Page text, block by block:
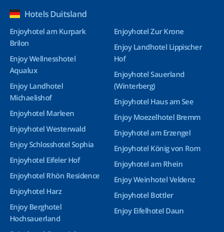
Hotels Duitsland
Enjoyhotel am Kurpark
Brilon
Enjoy Wellnesshotel
Aqualux
Enjoy Landhotel
Michaelishof
Enjoyhotel Marleen
Enjoyhotel Westerwald
Enjoy Schlosshotel Sophia
Enjoyhotel Eifeler Hof
Enjoyhotel Rhön Residence
Enjoyhotel Harz
Enjoy Berghotel
Hochsauerland
Enjoyhotel Zur Krone
Enjoy Landhotel Lippischer
Hof
Enjoyhotel Sauerland
(Winterberg)
Enjoyhotel Haus am See
Enjoy Moezelhotel Bremm
Enjoyhotel am Erzengel
Enjoyhotel König von Rom
Enjoyhotel am Rhein
Enjoy Weinhotel Veldenz
Enjoyhotel Bottler
Enjoy Eifelhotel Daun